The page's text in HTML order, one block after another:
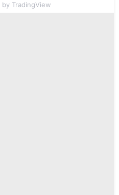
by TradingView